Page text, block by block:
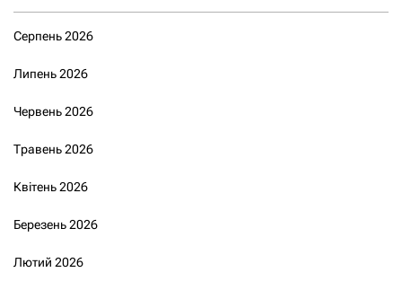
Серпень 2026
Липень 2026
Червень 2026
Травень 2026
Квітень 2026
Березень 2026
Лютий 2026